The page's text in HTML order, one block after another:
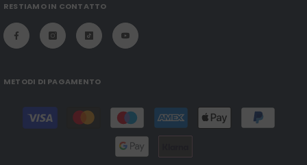
RESTIAMO IN CONTATTO
METODI DI PAGAMENTO
Modalità
pagamento